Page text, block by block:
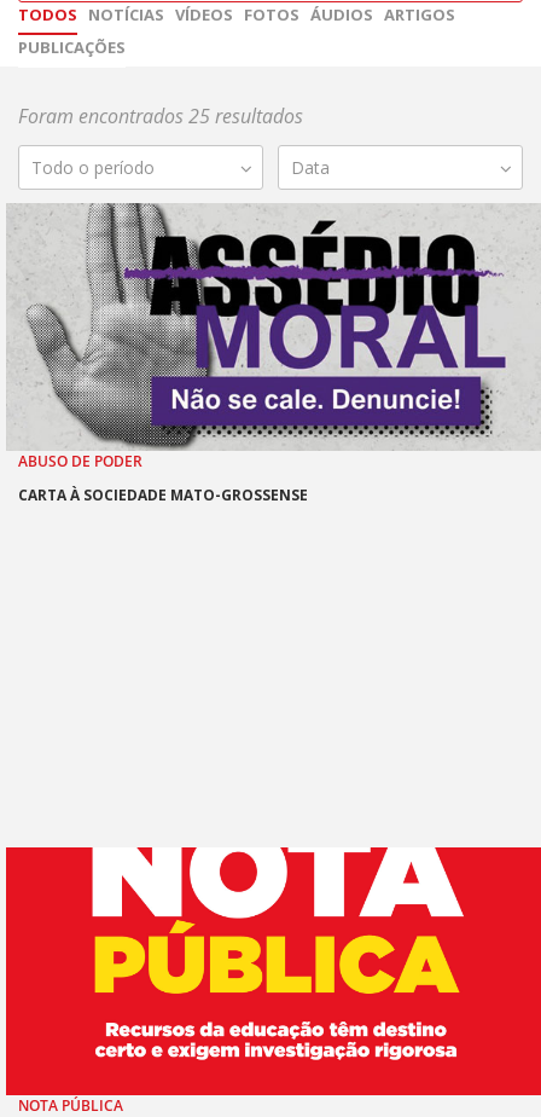
TODOS NOTÍCIAS VÍDEOS FOTOS ÁUDIOS ARTIGOS
PUBLICAÇÕES
Foram encontrados 25 resultados
Todo o período Data
ABUSO DE PODER
CARTA À SOCIEDADE MATO-GROSSENSE
NOTA PÚBLICA